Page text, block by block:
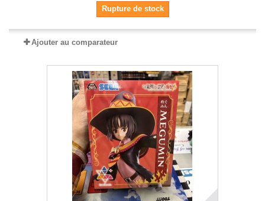
Rupture de stock
Ajouter au comparateur